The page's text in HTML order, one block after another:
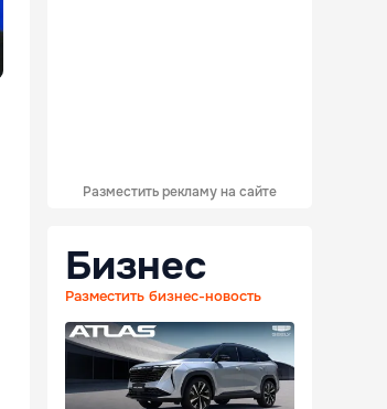
Разместить рекламу на сайте
Бизнес
Разместить бизнес-новость